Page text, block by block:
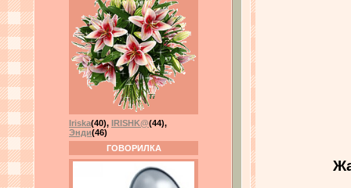
Iriska(40), IRISHK@(44),
Энди(46)
ГОВОРИЛКА